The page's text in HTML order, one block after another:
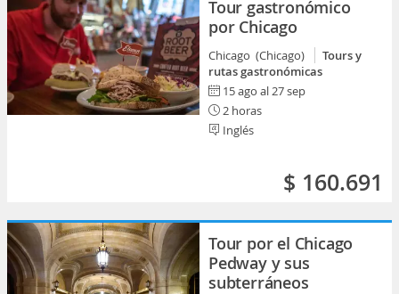
Tour gastronómico
por Chicago
Chicago (Chicago)
Tours y
rutas gastronómicas
15 ago al 27 sep
2 horas
Inglés
$ 160.691
Tour por el Chicago
Pedway y sus
subterráneos